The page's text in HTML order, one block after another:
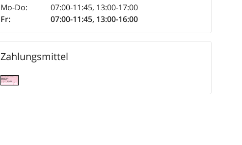
Mo-Do: 07:00-11:45, 13:00-17:00
Fr: 07:00-11:45, 13:00-16:00
Zahlungsmittel